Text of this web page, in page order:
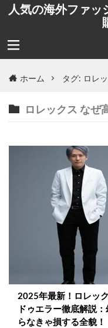
人気の海外ファッ
ホーム タグ: ロレ
ロレックス なぜ
2025年最新！ロレッ
ドゥエラー徹底解説
らなきゃ損する全貌！